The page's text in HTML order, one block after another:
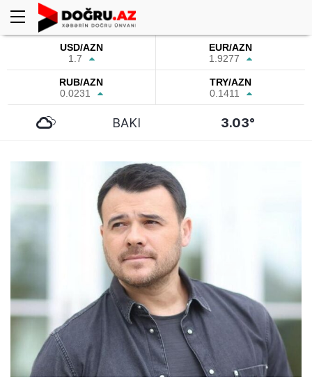
USD/AZN
1.7
EUR/AZN
1.9277
RUB/AZN
0.0231
TRY/AZN
0.1411
BAKI 3.03°